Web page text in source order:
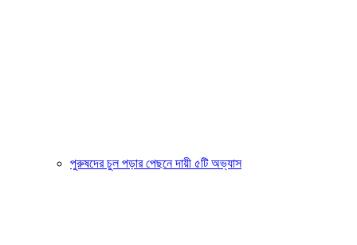
পুরুষদের চুল পড়ার পেছনে দায়ী ৫টি অভ্যাস